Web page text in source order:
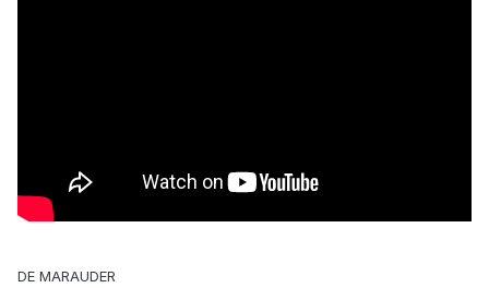
DE MARAUDER